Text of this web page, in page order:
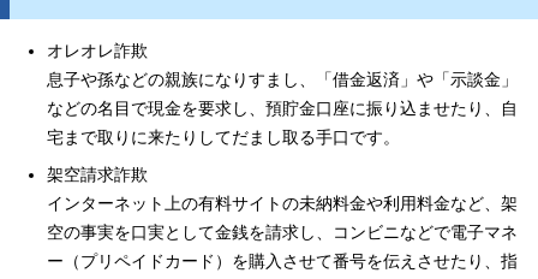
オレオレ詐欺
息子や孫などの親族になりすまし、「借金返済」や「示談金」
などの名目で現金を要求し、預貯金口座に振り込ませたり、自
宅まで取りに来たりしてだまし取る手口です。
架空請求詐欺
インターネット上の有料サイトの未納料金や利用料金など、架
空の事実を口実として金銭を請求し、コンビニなどで電子マネ
ー（プリペイドカード）を購入させて番号を伝えさせたり、指